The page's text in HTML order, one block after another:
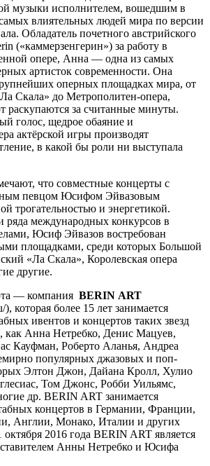
музыки исполнителем, вошедшим в
влиятельных людей мира по версии
Обладатель почетного австрийского
(«каммерзенгерин») за работу в
опере, Анна — одна из самых
артисток современности. Она
оперных площадках мира, от
Скала» до Метрополитен-опера,
раскупаются за считанные минуты.
голос, щедрое обаяние и
актёрской игры производят
в какой бы роли ни выступала
что совместные концерты с
певцом Юсифом Эйвазовым
трогательностью и энергетикой.
ряда международных конкурсов в
Юсиф Эйвазов востребован
площадками, среди которых Большой
«Ла Скала», Королевская опера
другие.
— компания BERIN ART
которая более 15 лет занимается
ивентов и концертов таких звезд
как Анна Нетребко, Денис Мацуев,
Кауфман, Роберто Аланья, Андреа
популярных джазовых и поп-
Элтон Джон, Дайана Кролл, Хулио
Том Джонс, Робби Уильямс,
др. BERIN ART занимается
концертов в Германии, Франции,
Англии, Монако, Италии и других
2016 года BERIN ART является
Анны Нетребко и Юсифа